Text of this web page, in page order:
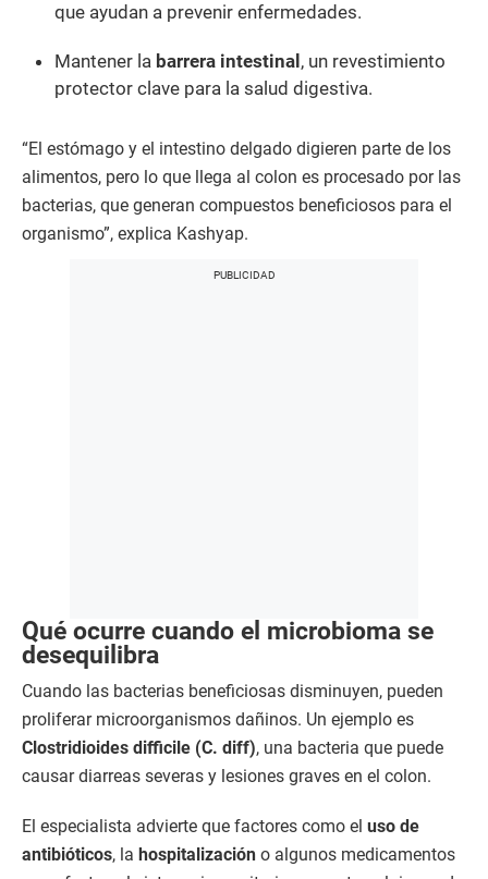
que ayudan a prevenir enfermedades.
Mantener la barrera intestinal , un revestimiento
protector clave para la salud digestiva.
“El estómago y el intestino delgado digieren parte de los
alimentos, pero lo que llega al colon es procesado por las
bacterias, que generan compuestos beneficiosos para el
organismo”, explica Kashyap.
Qué ocurre cuando el microbioma se
desequilibra
Cuando las bacterias beneficiosas disminuyen, pueden
proliferar microorganismos dañinos. Un ejemplo es
Clostridioides difficile (C. diff), una bacteria que puede
causar diarreas severas y lesiones graves en el colon.
El especialista advierte que factores como el uso de
antibióticos, la hospitalización o algunos medicamentos